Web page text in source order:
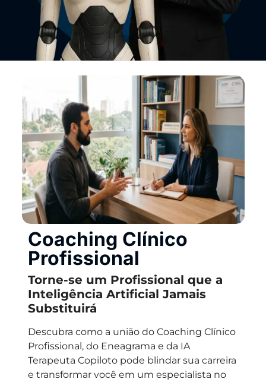
Coaching Clínico
Profissional
Torne-se um Profissional que a
Inteligência Artificial Jamais
Substituirá
Descubra como a união do Coaching Clínico
Profissional, do Eneagrama e da IA
Terapeuta Copilotopode blindar sua carreira
e transformar você em um especialista no